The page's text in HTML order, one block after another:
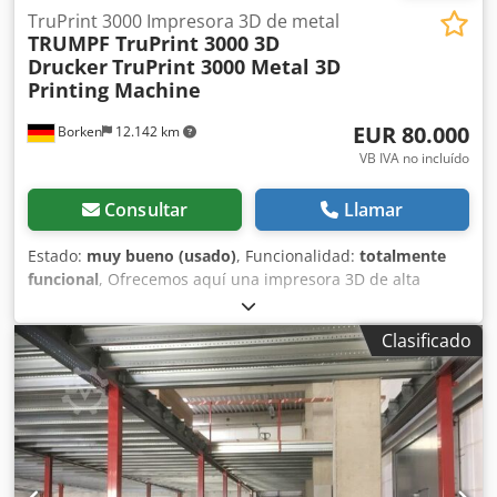
Borken 12.142 km
TruPrint 3000 Impresora 3D de metal
TRUMPF TruPrint 3000 3D
DruckerTruPrint 3000 Metal 3D
Printing Machine
EUR 80.000
VB IVA no incluído
Consultar Llamar
Estado: muy bueno (usado), Funcionalidad: totalmente
funcional, Ofrecemos aquí una impresora 3D de alta
productividad para la producción industrial en serie.
Trumpf TruPrint 3000 G02 con las opciones de sensor
Zirox, láser único, monitorización de la capa de polvo.
Trumpf TruPrint 3000, incluyendo sistema de filtrado.
Número de serie: S0721Q0022 Horas de funcionamiento
del láser: 17508 horas. La máquina se utilizó por última
vez con aluminio AlSi10MG. La impresora 3D ya ha sido
desmontada por el fabricante. Existen protocolos de
desmontaje, así como protocolos de funcionamiento, que
Clasificado